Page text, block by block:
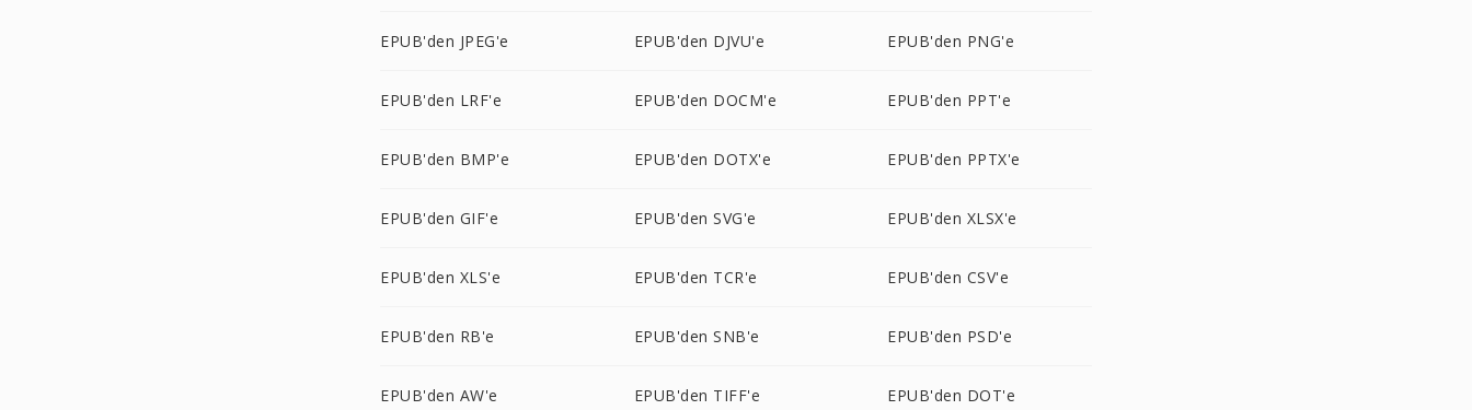
EPUB'den JPEG'e EPUB'den DJVU'e EPUB'den PNG'e
EPUB'den LRF'e EPUB'den DOCM'e EPUB'den PPT'e
EPUB'den BMP'e EPUB'den DOTX'e EPUB'den PPTX'e
EPUB'den GIF'e EPUB'den SVG'e EPUB'den XLSX'e
EPUB'den XLS'e EPUB'den TCR'e EPUB'den CSV'e
EPUB'den RB'e EPUB'den SNB'e EPUB'den PSD'e
EPUB'den AW'e EPUB'den TIFF'e EPUB'den DOT'e